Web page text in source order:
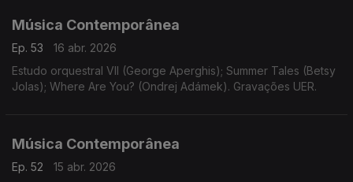
Música Contemporânea
Ep. 53
16 abr. 2026
Estudo orquestral VII (George Aperghis); Summer Tales (Betsy
Jolas); Where Are You? (Ondrej Adámek). Gravações UER.
Música Contemporânea
Ep. 52
15 abr. 2026